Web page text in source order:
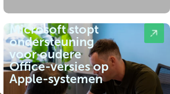
Microsoft stopt
ondersteuning
voor oudere
Office-versies op
Apple-systemen